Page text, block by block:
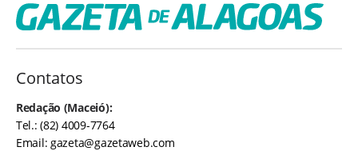
Contatos
Redação (Maceió):
Tel.: (82) 4009-7764
Email:gazeta@gazetaweb.com